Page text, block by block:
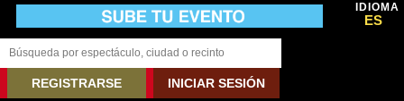
IDIOMA
ES
REGISTRARSE INICIAR SESIÓN